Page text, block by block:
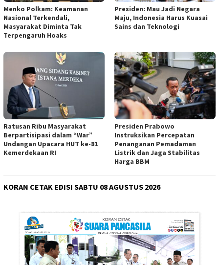
Menko Polkam: Keamanan
Nasional Terkendali,
Masyarakat Diminta Tak
Terpengaruh Hoaks
Presiden: Mau Jadi Negara
Maju, Indonesia Harus Kuasai
Sains dan Teknologi
Ratusan Ribu Masyarakat
Berpartisipasi dalam “War”
Undangan Upacara HUT ke-81
Kemerdekaan RI
Presiden Prabowo
Instruksikan Percepatan
Penanganan Pemadaman
Listrik dan Jaga Stabilitas
Harga BBM
KORAN CETAK EDISI SABTU 08 AGUSTUS 2026